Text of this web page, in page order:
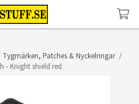
Tygmärken, Patches & Nyckelringar /
- Knight shield red